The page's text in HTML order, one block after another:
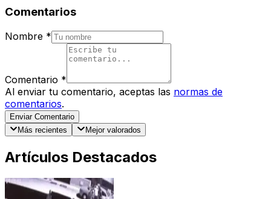
Comentarios
Nombre *
Comentario *
Al enviar tu comentario, aceptas las normas de
comentarios.
Enviar Comentario
Más recientes
Mejor valorados
Artículos Destacados